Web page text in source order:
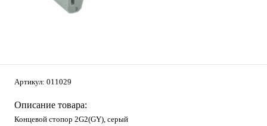
Артикул: 011029
Описание товара:
Концевой стопор 2G2(GY), серый